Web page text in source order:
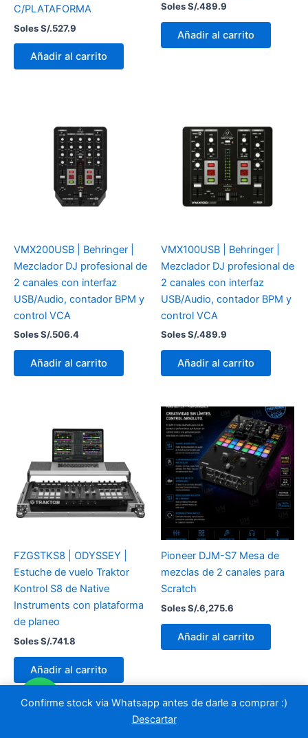
Confirme stock via Whatsapp antes de darle a comprar :)
Descartar
C/PLATAFORMA
Soles S/.527.9
Añadir al carrito
Soles S/.489.9
Añadir al carrito
VMX200USB | Behringer |
Mezclador DJ profesional de
2 canales con interfaz
USB/Audio, contador BPM y
control VCA
Soles S/.506.4
Añadir al carrito
VMX100USB | Behringer |
Mezclador DJ profesional de
2 canales con interfaz
USB/Audio, contador BPM y
control VCA
Soles S/.489.9
Añadir al carrito
FZGSTKS8 | ODYSSEY |
Estuche de vuelo Traktor
Kontrol S8 de Native
Instruments con plataforma
de planeo
Soles S/.741.8
Añadir al carrito
Pioneer DJM-S7 Mesa de
mezclas de 2 canales para
Scratch
Soles S/.6,275.6
Añadir al carrito